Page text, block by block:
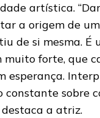
artística.
a origem de
de si mesma. É
muito forte, que
esperança.
constante sobre
destaca a atriz.